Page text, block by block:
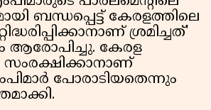
ബന്ധപ്പെട്ട് കേരളത്തിലെ
ശ്രമിച്ചത്'
ആരോപിച്ചു. കേരള
പോരാടിയതെന്നും